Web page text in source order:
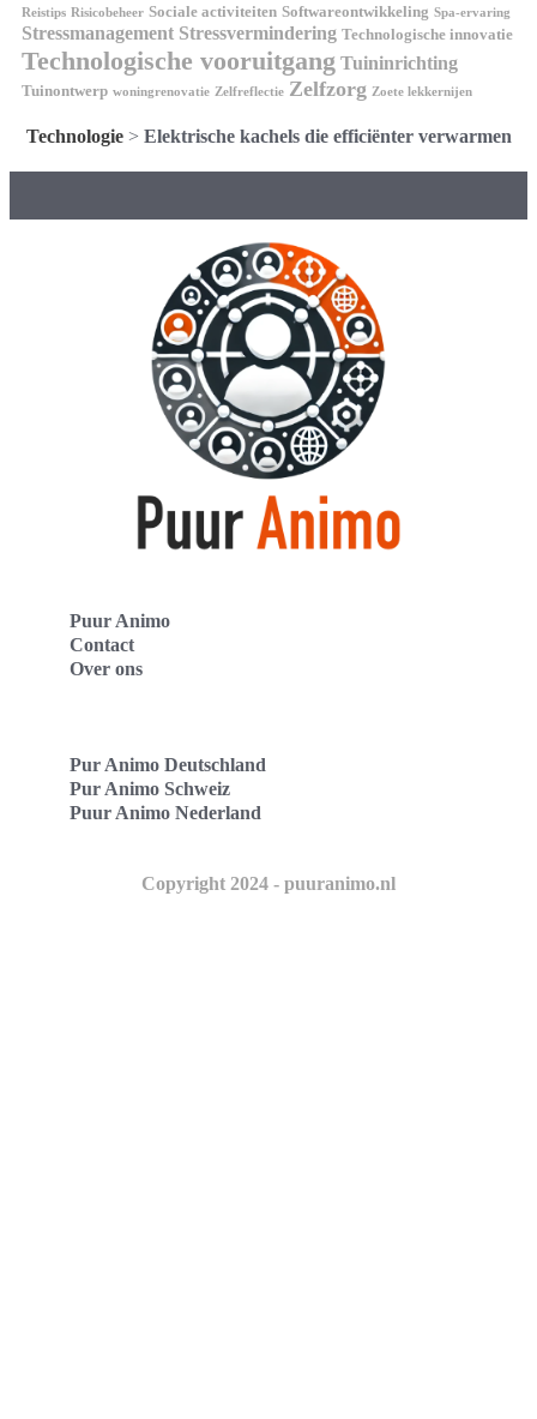
Reistips Risicobeheer Sociale activiteiten Softwareontwikkeling Spa-ervaring
Stressmanagement Stressvermindering Technologische innovatie
Technologische vooruitgang Tuininrichting
Tuinontwerp woningrenovatie Zelfreflectie Zelfzorg Zoete lekkernijen
Technologie> Elektrische kachels die efficiënter verwarmen
Puur Animo
Contact
Over ons
Pur Animo Deutschland
Pur Animo Schweiz
Puur Animo Nederland
Copyright 2024 - puuranimo.nl